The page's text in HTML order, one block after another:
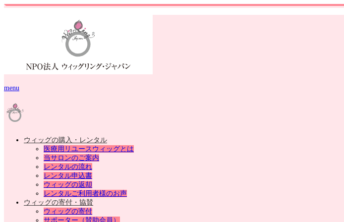
menu
ウィッグの購入・レンタル
医療用リユースウィッグとは
当サロンのご案内
レンタルの流れ
レンタル申込書
ウィッグの返却
レンタルご利用者様のお声
ウィッグの寄付・協賛
ウィッグの寄付
サポーター（賛助会員）